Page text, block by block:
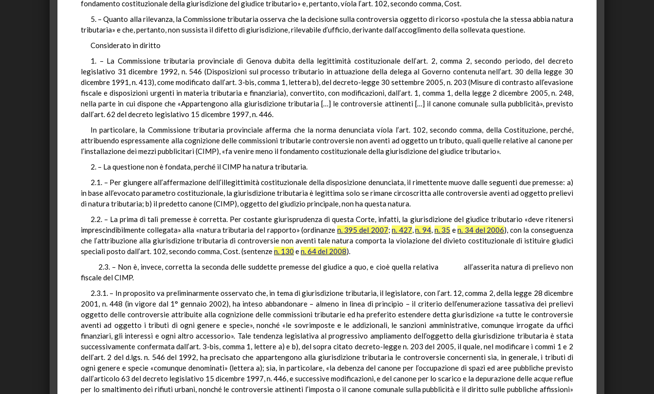
fondamento costituzionale della giurisdizione del giudice tributario» e, pertanto, víola l’art. 102, secondo comma, Cost.
5. – Quanto alla rilevanza, la Commissione tributaria osserva che la decisione sulla controversia oggetto di ricorso «postula che la stessa abbia natura
tributaria» e che, pertanto, non sussista il difetto di giurisdizione, rilevabile d’ufficio, derivante dall’accoglimento della sollevata questione.
Considerato in diritto
1. – La Commissione tributaria provinciale di Genova dubita della legittimità costituzionale dell’art. 2, comma 2, secondo periodo, del decreto
legislativo 31 dicembre 1992, n. 546 (Disposizioni sul processo tributario in attuazione della delega al Governo contenuta nell’art. 30 della legge 30
dicembre 1991, n. 413), come modificato dall’art. 3-bis, comma 1, lettera b), del decreto-legge 30 settembre 2005, n. 203 (Misure di contrasto all’evasione
fiscale e disposizioni urgenti in materia tributaria e finanziaria), convertito, con modificazioni, dall’art. 1, comma 1, della legge 2 dicembre 2005, n. 248,
nella parte in cui dispone che «Appartengono alla giurisdizione tributaria […] le controversie attinenti […] il canone comunale sulla pubblicità», previsto
dall’art. 62 del decreto legislativo 15 dicembre 1997, n. 446.
In particolare, la Commissione tributaria provinciale afferma che la norma denunciata víola l’art. 102, secondo comma, della Costituzione, perché,
attribuendo espressamente alla cognizione delle commissioni tributarie controversie non aventi ad oggetto un tributo, quali quelle relative al canone per
l’installazione dei mezzi pubblicitari (CIMP), «fa venire meno il fondamento costituzionale della giurisdizione del giudice tributario».
2. – La questione non è fondata, perché il CIMP ha natura tributaria.
2.1. – Per giungere all’affermazione dell’illegittimità costituzionale della disposizione denunciata, il rimettente muove dalle seguenti due premesse: a)
in base all’evocato parametro costituzionale, la giurisdizione tributaria è legittima solo se rimane circoscritta alle controversie aventi ad oggetto prelievi
di natura tributaria; b) il predetto canone (CIMP), oggetto del giudizio principale, non ha questa natura.
2.2. – La prima di tali premesse è corretta. Per costante giurisprudenza di questa Corte, infatti, la giurisdizione del giudice tributario «deve ritenersi
imprescindibilmente collegata» alla «natura tributaria del rapporto» (ordinanze n. 395 del 2007;n. 427,n. 94, n. 35 en. 34 del 2006), con la conseguenza
che l’attribuzione alla giurisdizione tributaria di controversie non aventi tale natura comporta la violazione del divieto costituzionale di istituire giudici
speciali posto dall’art. 102, secondo comma, Cost. (sentenzen. 130 en. 64 del 2008).
2.3. – Non è, invece, corretta la seconda delle suddette premesse del giudice a quo, e cioè quella relativa all’asserita natura di prelievo non
fiscale del CIMP.
2.3.1. – In proposito va preliminarmente osservato che, in tema di giurisdizione tributaria, il legislatore, con l’art. 12, comma 2, della legge 28 dicembre
2001, n. 448 (in vigore dal 1° gennaio 2002), ha inteso abbandonare – almeno in linea di principio – il criterio dell’enumerazione tassativa dei prelievi
oggetto delle controversie attribuite alla cognizione delle commissioni tributarie ed ha preferito estendere detta giurisdizione «a tutte le controversie
aventi ad oggetto i tributi di ogni genere e specie», nonché «le sovrimposte e le addizionali, le sanzioni amministrative, comunque irrogate da uffici
finanziari, gli interessi e ogni altro accessorio». Tale tendenza legislativa al progressivo ampliamento dell’oggetto della giurisdizione tributaria è stata
successivamente confermata dall’art. 3-bis, comma 1, lettere a) e b), del sopra citato decreto-legge n. 203 del 2005, il quale, nel modificare i commi 1 e 2
dell’art. 2 del d.lgs. n. 546 del 1992, ha precisato che appartengono alla giurisdizione tributaria le controversie concernenti sia, in generale, i tributi di
ogni genere e specie «comunque denominati» (lettera a); sia, in particolare, «la debenza del canone per l’occupazione di spazi ed aree pubbliche previsto
dall’articolo 63 del decreto legislativo 15 dicembre 1997, n. 446, e successive modificazioni, e del canone per lo scarico e la depurazione delle acque reflue
per lo smaltimento dei rifiuti urbani, nonché le controversie attinenti l’imposta o il canone comunale sulla pubblicità e il diritto sulle pubbliche affissioni»